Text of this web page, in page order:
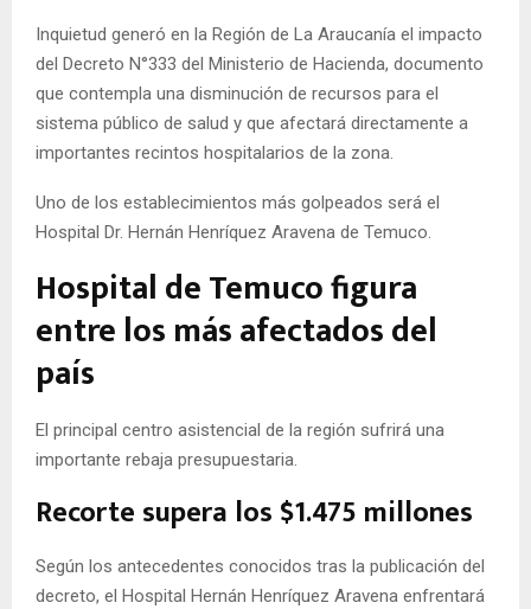
UInquietud generó en la Región de La Araucanía el impacto
del Decreto N°333 del Ministerio de Hacienda, documento
que contempla una disminución de recursos para el
sistema público de salud y que afectará directamente a
importantes recintos hospitalarios de la zona.
Uno de los establecimientos más golpeados será el
Hospital Dr. Hernán Henríquez Aravena de Temuco.
Hospital de Temuco figura
entre los más afectados del
país
El principal centro asistencial de la región sufrirá una
importante rebaja presupuestaria.
Recorte supera los $1.475 millones
Según los antecedentes conocidos tras la publicación del
decreto, el Hospital Hernán Henríquez Aravena enfrentará